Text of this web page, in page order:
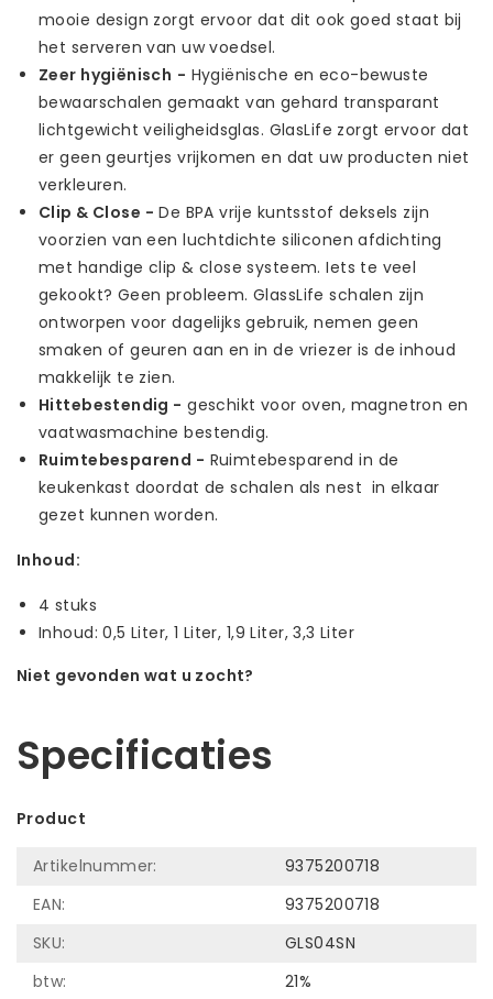
mooie design zorgt ervoor dat dit ook goed staat bij
het serveren van uw voedsel.
Zeer hygiënisch - Hygiënische en eco-bewuste
bewaarschalen gemaakt van gehard transparant
lichtgewicht veiligheidsglas. GlasLife zorgt ervoor dat
er geen geurtjes vrijkomen en dat uw producten niet
verkleuren.
Clip & Close -De BPA vrije kuntsstof deksels zijn
voorzien van een luchtdichte siliconen afdichting
met handige clip & close systeem. Iets te veel
gekookt? Geen probleem. GlassLife schalen zijn
ontworpen voor dagelijks gebruik, nemen geen
smaken of geuren aan en in de vriezer is de inhoud
makkelijk te zien.
Hittebestendig - geschikt voor oven, magnetron en
vaatwasmachine bestendig.
Ruimtebesparend - Ruimtebesparend in de
keukenkast doordat de schalen als nest in elkaar
gezet kunnen worden.
Inhoud:
4 stuks
Inhoud: 0,5 Liter, 1 Liter, 1,9 Liter, 3,3 Liter
Niet gevonden wat u zocht?
Specificaties
Product
Artikelnummer:
9375200718
EAN:
9375200718
SKU:
GLS04SN
btw:
21%